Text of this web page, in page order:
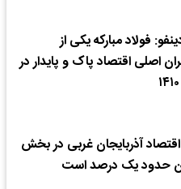
فولاد مبارکه یکی از
اصلی اقتصاد پاک و پایدار در
آذربایجان غربی در بخش
حدود یک درصد است